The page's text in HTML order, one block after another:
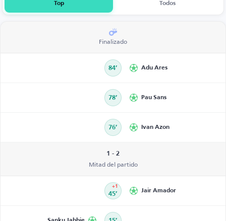
Top Todos
Finalizado
84’ Adu Ares
78’ Pau Sans
76’ Ivan Azon
1 - 2
Mitad del partido
45’
+1
Jair Amador